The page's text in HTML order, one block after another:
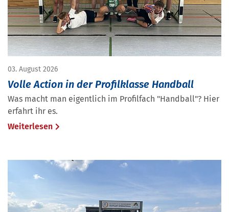
03. August 2026
Volle Action in der Profilklasse Handball
Was macht man eigentlich im Profilfach "Handball"? Hier
erfahrt ihr es.
Weiterlesen